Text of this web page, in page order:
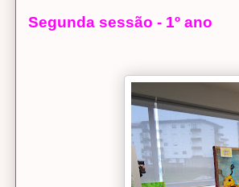
Segunda sessão - 1º ano